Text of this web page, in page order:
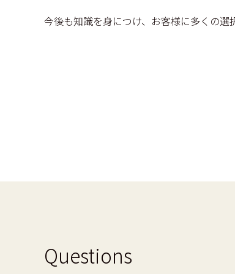
今後も知識を身につけ、お客様に多くの選
Questions